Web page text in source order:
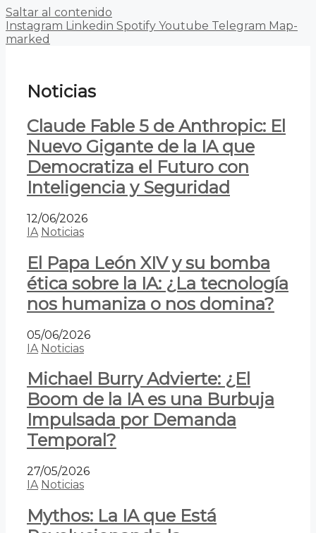
Saltar al contenido
Instagram Linkedin Spotify Youtube Telegram Map-
marked
Noticias
Claude Fable 5 de Anthropic: El
Nuevo Gigante de la IA que
Democratiza el Futuro con
Inteligencia y Seguridad
12/06/2026
IA Noticias
El Papa León XIV y su bomba
ética sobre la IA: ¿La tecnología
nos humaniza o nos domina?
05/06/2026
IA Noticias
Michael Burry Advierte: ¿El
Boom de la IA es una Burbuja
Impulsada por Demanda
Temporal?
27/05/2026
IA Noticias
Mythos: La IA que Está